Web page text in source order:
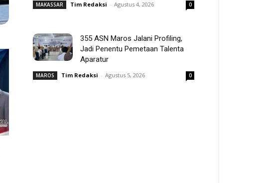
MAKASSAR Tim Redaksi - Agustus 4, 2026 0
355 ASN Maros Jalani Profiling,
Jadi Penentu Pemetaan Talenta
Aparatur
MAROS Tim Redaksi - Agustus 5, 2026 0